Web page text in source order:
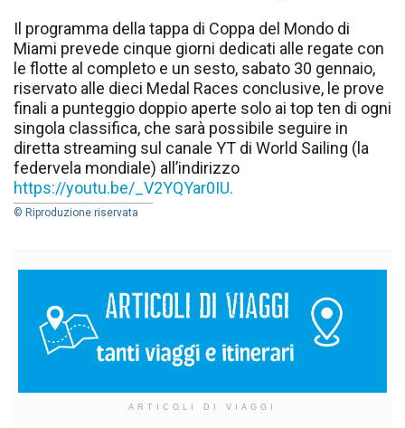
Il programma della tappa di Coppa del Mondo di
Miami prevede cinque giorni dedicati alle regate con
le flotte al completo e un sesto, sabato 30 gennaio,
riservato alle dieci Medal Races conclusive, le prove
finali a punteggio doppio aperte solo ai top ten di ogni
singola classifica, che sarà possibile seguire in
diretta streaming sul canale YT di World Sailing (la
federvela mondiale) all’indirizzo
https://youtu.be/_V2YQYar0IU.
© Riproduzione riservata
ARTICOLI DI VIAGGI